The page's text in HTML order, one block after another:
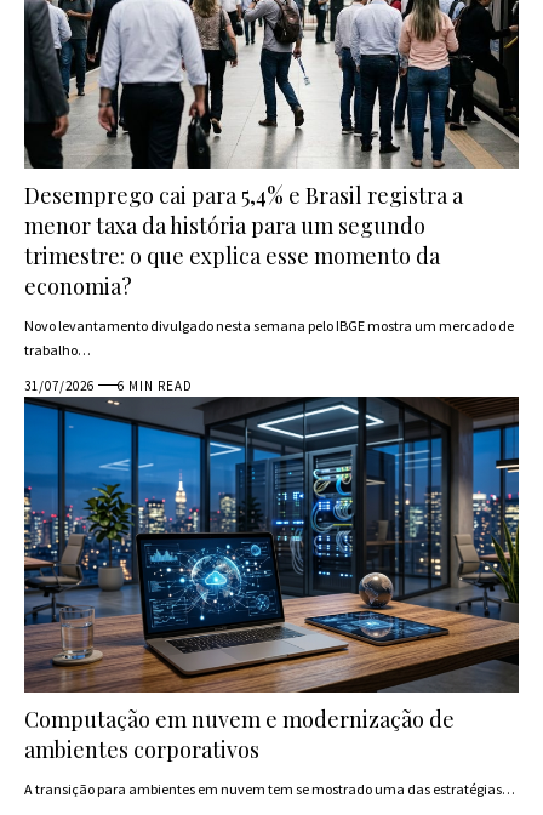
Desemprego cai para 5,4% e Brasil registra a
menor taxa da história para um segundo
trimestre: o que explica esse momento da
economia?
Novo levantamento divulgado nesta semana pelo IBGE mostra um mercado de
trabalho…
31/07/2026 6 MIN READ
Computação em nuvem e modernização de
ambientes corporativos
A transição para ambientes em nuvem tem se mostrado uma das estratégias…